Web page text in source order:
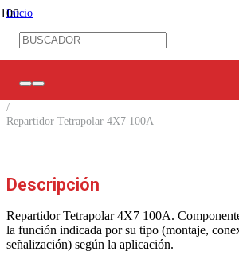
Inicio
Control Industrial
/
Repartidor Tetrapolar 4X7 100A
Descripción
Repartidor Tetrapolar 4X7 100A.
la función indicada por su tipo (montaje,
señalización) según la aplicación.